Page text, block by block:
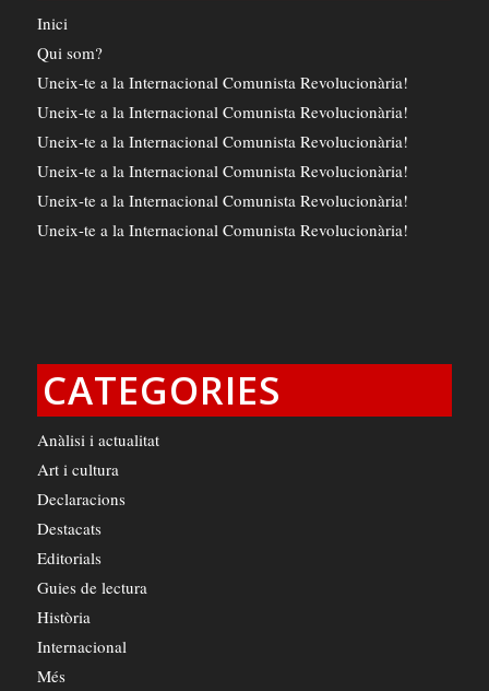
Inici
Qui som?
Uneix-te a la Internacional Comunista Revolucionària!
Uneix-te a la Internacional Comunista Revolucionària!
Uneix-te a la Internacional Comunista Revolucionària!
Uneix-te a la Internacional Comunista Revolucionària!
Uneix-te a la Internacional Comunista Revolucionària!
Uneix-te a la Internacional Comunista Revolucionària!
CATEGORIES
Anàlisi i actualitat
Art i cultura
Declaracions
Destacats
Editorials
Guies de lectura
Història
Internacional
Més